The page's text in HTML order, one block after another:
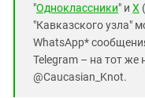
"Одноклассники" и X
"Кавказского узла"
WhatsApp*
Telegram – на тот же
@Caucasian_Knot.